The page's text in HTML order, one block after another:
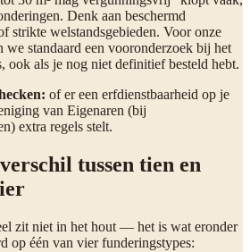
Denk aan beschermd
strikte welstandsgebieden. Voor onze
standaard een vooronderzoek bij het
als je nog niet definitief besteld hebt.
of er een erfdienstbaarheid op je
van Eigenaren (bij
extra regels stelt.
tussen tien en
zit niet in het hout — het is wat eronder
op één van vier funderingstypes: